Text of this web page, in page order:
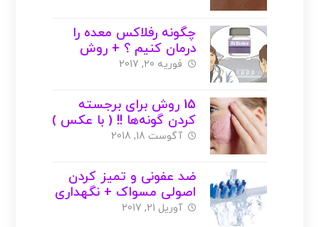
چگونه رفلاکس معده را
درمان کنیم ؟ + روش
خانگی با عکس
فوریه 20, 2017
15 روش برای برجسته
کردن گونه‌ها !! ( با عکس )
آگوست 18, 2018
ضد عفونی و تمیز کردن
اصولی مسواک + نگهداری
( با عکس )
آوریل 21, 2017